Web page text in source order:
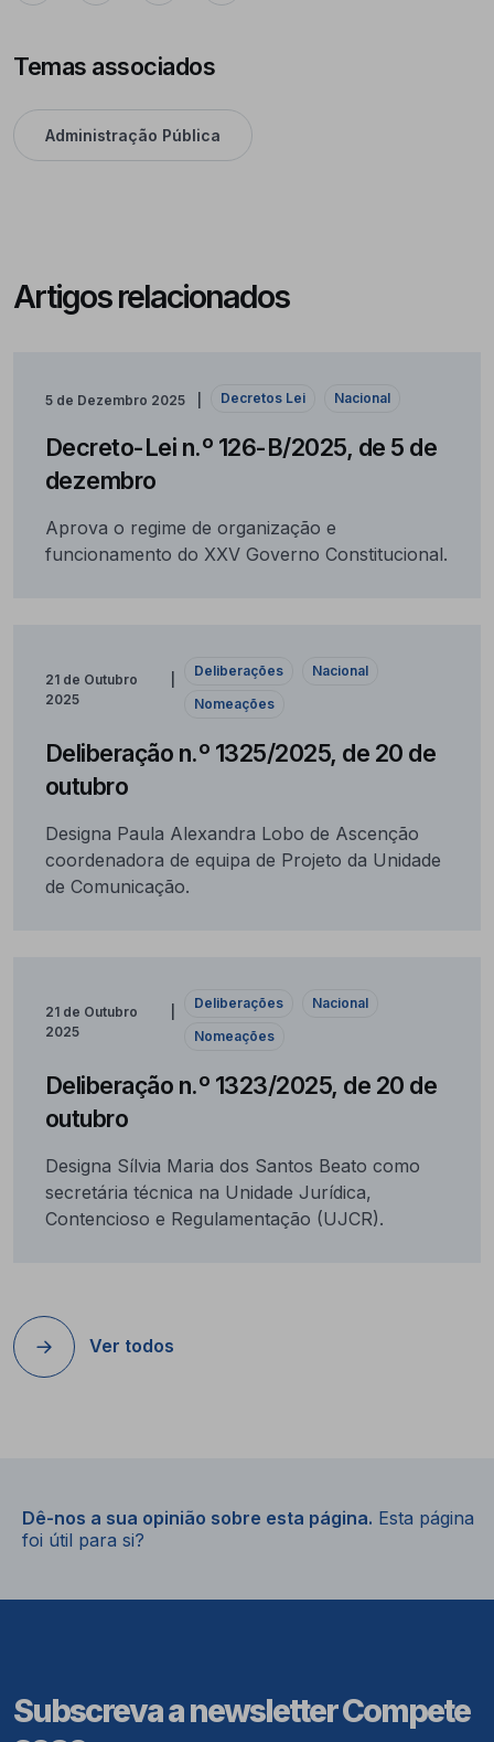
Temas associados
Administração Pública
Artigos relacionados
5 de Dezembro 2025 Decretos Lei Nacional
Decreto-Lei n.º 126-B/2025, de 5 de
dezembro
Aprova o regime de organização e
funcionamento do XXV Governo Constitucional.
21 de Outubro
2025
Deliberações
Nacional
Nomeações
Deliberação n.º 1325/2025, de 20 de
outubro
Designa Paula Alexandra Lobo de Ascenção
coordenadora de equipa de Projeto da Unidade
de Comunicação.
21 de Outubro
2025
Deliberações
Nacional
Nomeações
Deliberação n.º 1323/2025, de 20 de
outubro
Designa Sílvia Maria dos Santos Beato como
secretária técnica na Unidade Jurídica,
Contencioso e Regulamentação (UJCR).
Ver todos
Dê-nos a sua opinião sobre esta página. Esta página
foi útil para si?
Subscreva a newsletter Compete